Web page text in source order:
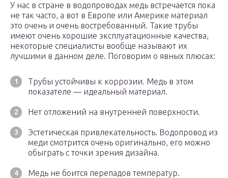
У нас в стране в водопроводах медь встречается пока
не так часто, а вот в Европе или Америке материал
это очень и очень востребованный. Такие трубы
имеют очень хорошие эксплуатационные качества,
некоторые специалисты вообще называют их
лучшими в данном деле. Поговорим о явных плюсах:
Трубы устойчивы к коррозии. Медь в этом
показателе — идеальный материал.
Нет отложений на внутренней поверхности.
Эстетическая привлекательность. Водопровод из
меди смотрится очень оригинально, его можно
обыграть с точки зрения дизайна.
Медь не боится перепадов температур.